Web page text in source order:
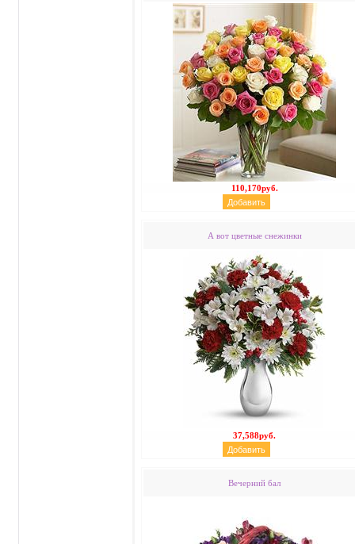
110,170руб.
А вот цветные снежинки
37,588руб.
Вечерний бал